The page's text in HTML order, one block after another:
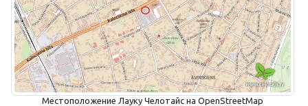
Местоположение Лауку Челотайс на OpenStreetMap